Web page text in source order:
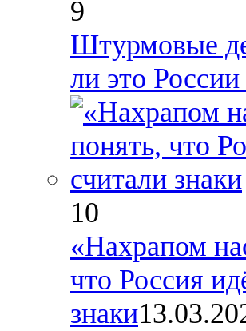
9
Штурмовые
ли это
10
«Нахрапом
что Россия
знаки